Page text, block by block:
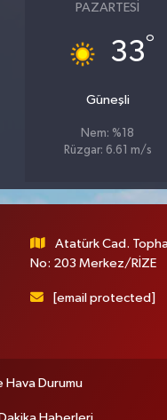
PAZARTESI
33°
Güneşli
Nem: %18
Rüzgar: 6.61 m/s
Atatürk Cad.
No: 203 Merkez/RİZE
[email protected]
Hava Durumu